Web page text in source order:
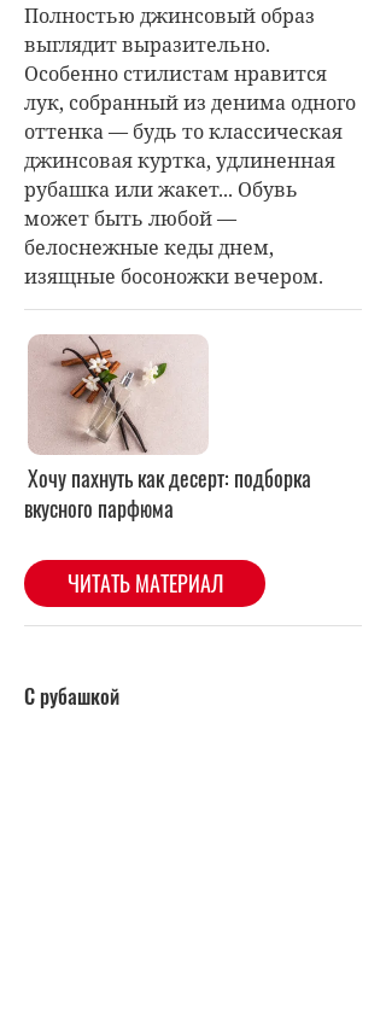
Полностью джинсовый образ
выглядит выразительно.
Особенно стилистам нравится
лук, собранный из денима одного
оттенка — будь то классическая
джинсовая куртка, удлиненная
рубашка или жакет... Обувь
может быть любой —
белоснежные кеды днем,
изящные босоножки вечером.
С рубашкой